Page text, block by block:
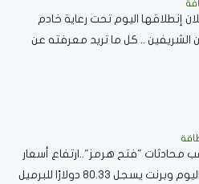
إنطلاقها اليوم تحت رعاية خادم
الشريفين .. كل ما تريد معرفته عن
محادثات "فتح هرمز"..ارتفاع أسعار
يسجل 80.33 دولارًا للبرميل